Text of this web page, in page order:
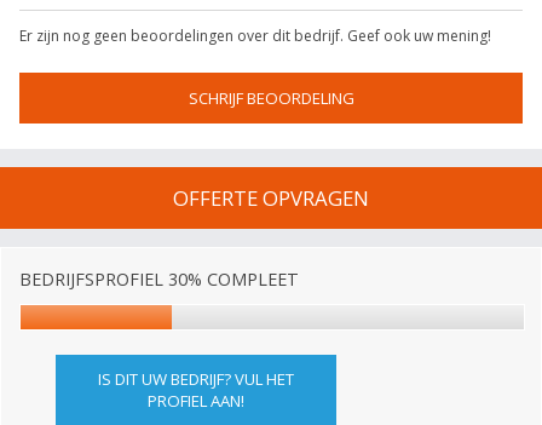
Er zijn nog geen beoordelingen over dit bedrijf. Geef ook uw mening!
SCHRIJF BEOORDELING
OFFERTE OPVRAGEN
BEDRIJFSPROFIEL 30% COMPLEET
IS DIT UW BEDRIJF? VUL HET
PROFIEL AAN!